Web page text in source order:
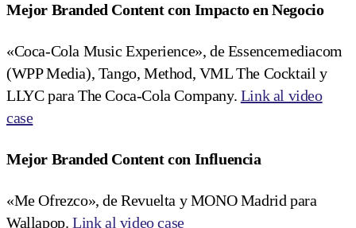
Mejor Branded Content con Impacto en Negocio
«Coca-Cola Music Experience», de Essencemediacom
(WPP Media), Tango, Method, VML The Cocktail y
LLYC para The Coca-Cola Company. Link al video
case
Mejor Branded Content con Influencia
«Me Ofrezco», de Revuelta y MONO Madrid para
Wallapop. Link al video case